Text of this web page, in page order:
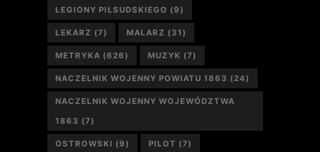
LEGIONY PIŁSUDSKIEGO (9)
LEKARZ (7) MALARZ (31)
METRYKA (626) MUZYK (7)
NACZELNIK WOJENNY POWIATU 1863 (24)
NACZELNIK WOJENNY WOJEWÓDZTWA
1863 (7)
OSTROWSKI (9) PILOT (7)